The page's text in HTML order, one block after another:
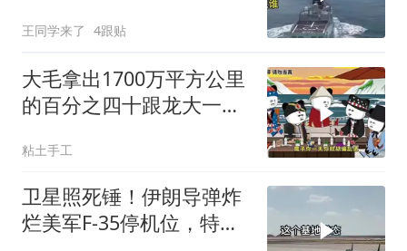
王同学来了 4跟贴
大毛拿出1700万平方公里
的百分之四十跟龙大一起
粘土手工
卫星照死锤！伊朗导弹炸
烂美军F-35停机位，特朗